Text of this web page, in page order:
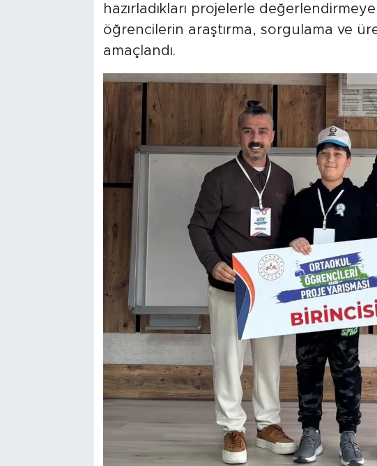
hazırladıkları projelerle
öğrencilerin araştırma, sorgulama ve
amaçlandı.